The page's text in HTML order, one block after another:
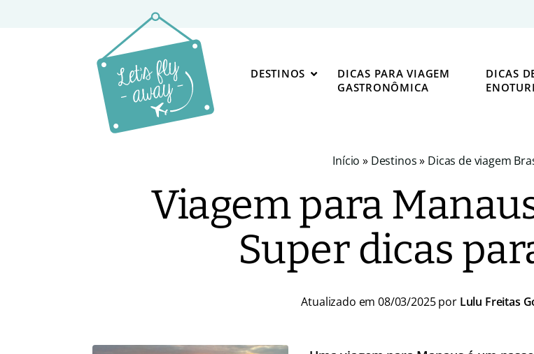
DESTINOS
DICAS PARA VIAGEM
GASTRONÔMICA
DICAS
Início » Destinos» Dicas de viagem
Viagem para
Super dicas
Atualizado em 08/03/2025 por Lulu Freitas